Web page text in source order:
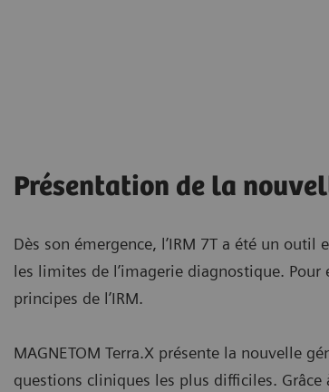
Présentation de la
Dès son émergence, l’IRM 7T a été un
les limites de l’imagerie diagnostique.
principes de l’IRM.
MAGNETOM Terra.X présente la nouvelle
questions cliniques les plus difficiles. Grâce